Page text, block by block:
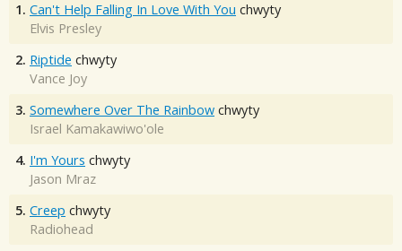
1. Can't Help Falling In Love With You chwyty
Elvis Presley
2. Riptide chwyty
Vance Joy
3. Somewhere Over The Rainbow chwyty
Israel Kamakawiwo'ole
4. I'm Yours chwyty
Jason Mraz
5. Creep chwyty
Radiohead